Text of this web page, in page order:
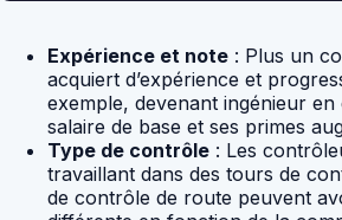
Expérience et note : Plus un
acquiert d’expérience et
exemple, devenant ingénieur
salaire de base et ses primes
Type de contrôle : Les
travaillant dans des tours de
de contrôle de route peuvent